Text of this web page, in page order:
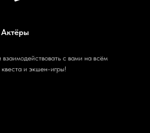
Актёры
взаимодействовать с вами на всём
и экшен-игры!